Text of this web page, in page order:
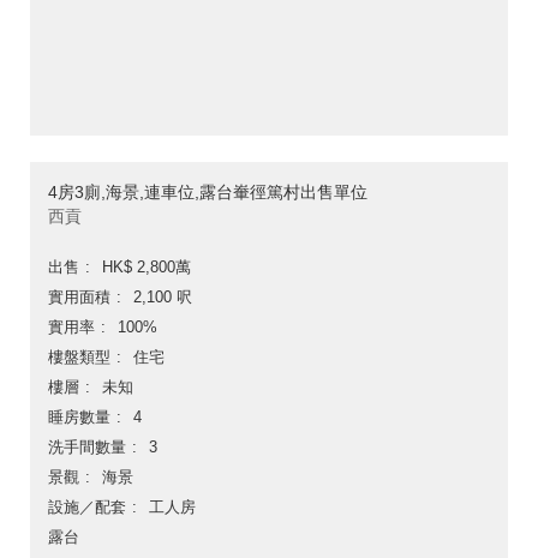
4房3廁,海景,連車位,露台輋徑篤村出售單位
西貢
出售
HK$ 2,800萬
實用面積
2,100 呎
實用率
100%
樓盤類型
住宅
樓層
未知
睡房數量
4
洗手間數量
3
景觀
海景
設施／配套
工人房
露台